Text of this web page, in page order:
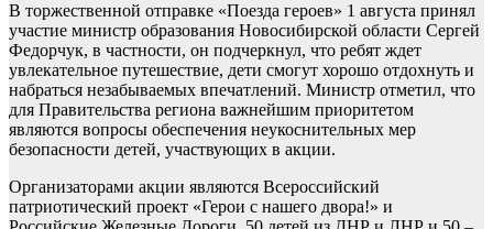
В торжественной отправке «Поезда героев» 1 августа принял
участие министр образования Новосибирской области Сергей
Федорчук, в частности, он подчеркнул, что ребят ждет
увлекательное путешествие, дети смогут хорошо отдохнуть и
набраться незабываемых впечатлений. Министр отметил, что
для Правительства региона важнейшим приоритетом
являются вопросы обеспечения неукоснительных мер
безопасности детей, участвующих в акции.
Организаторами акции являются Всероссийский
патриотический проект «Герои с нашего двора!» и